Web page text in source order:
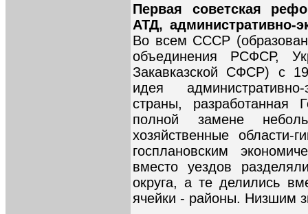
Первая советская
АТД, административно-
Во всем СССР
объединения РСФСР,
Закавказской СФСР) с
идея административно-
страны, разработанная
полной замене
хозяйственные области-
госплановским
вместо уездов
округа, а те делились
ячейки - районы. Низшим